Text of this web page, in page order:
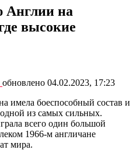
Англии на
высокие
обновлено 04.02.2023, 17:23
имела боеспособный состав и
из самых сильных.
всего один большой
1966-м англичане
мира.